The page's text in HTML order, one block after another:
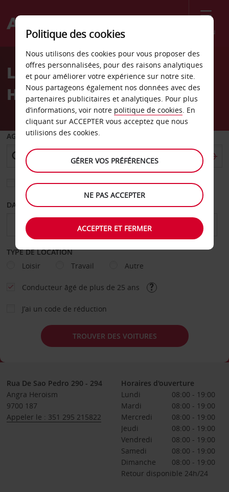
Menu
Welcome
AvisLocation de voiture Angra
Hotel Garden
AGENCE DE DÉPART
Sélectionnez une autre agence de retour
DATE DE DÉPART DATE DE RETOUR
TYPE DE LOCATION
Loisir
Travail Autre
Conducteur âgé de plus de 25 ans
J’ai un code de réduction
TROUVER DES VOITURES
Rua De Sao Pedro 290 - 294
Angra Heroism
9700 187
Appeler le : 351 295 215822
Horaires d'ouverture
Lundi
08:00 - 19:00
Mardi
08:00 - 19:00
Mercredi
08:00 - 19:00
Jeudi
08:00 - 19:00
Vendredi
08:00 - 19:00
Samedi
08:00 - 19:00
Dimanche
08:00 - 19:00
Retour disponible 24h/24
Politique des cookies
Nous utilisons des cookies pour vous proposer des
offres personnalisées, pour des raisons analytiques
et pour améliorer votre expérience sur notre site.
Nous partageons également nos données avec des
partenaires publicitaires et analytiques. Pour plus
d’informations, voir notre politique de cookies. En
cliquant sur ACCEPTER vous acceptez que nous
utilisions des cookies.
GÉRER VOS PRÉFÉRENCES
NE PAS ACCEPTER
ACCEPTER ET FERMER